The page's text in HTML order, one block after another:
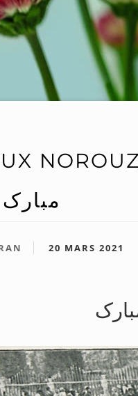
مبارک
20 MARS 2021